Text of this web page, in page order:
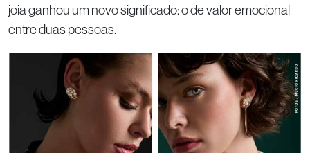
joia ganhou um novo significado: o de valor emocional
entre duas pessoas.